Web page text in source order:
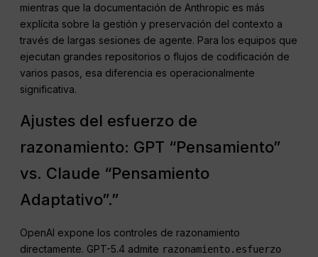
mientras que la documentación de Anthropic es más
explícita sobre la gestión y preservación del contexto a
través de largas sesiones de agente. Para los equipos que
ejecutan grandes repositorios o flujos de codificación de
varios pasos, esa diferencia es operacionalmente
significativa.
Ajustes del esfuerzo de
razonamiento: GPT “Pensamiento”
vs. Claude “Pensamiento
Adaptativo”.”
OpenAI expone los controles de razonamiento
directamente. GPT-5.4 admite razonamiento.esfuerzo